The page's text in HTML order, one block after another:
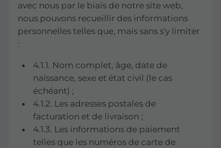
avec nous par le biais de notre site web,
nous pouvons recueillir des informations
personnelles telles que, mais sans s'y limiter
:
4.1.1. Nom complet, âge, date de
naissance, sexe et état civil (le cas
échéant) ;
4.1.2. Les adresses postales de
facturation et de livraison ;
4.1.3. Les informations de paiement
telles que les numéros de carte de